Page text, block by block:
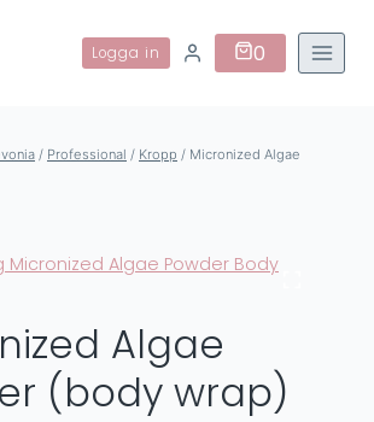
Logga in 0
/ Professional / Kropp / Micronized Algae
Algae
(body wrap)